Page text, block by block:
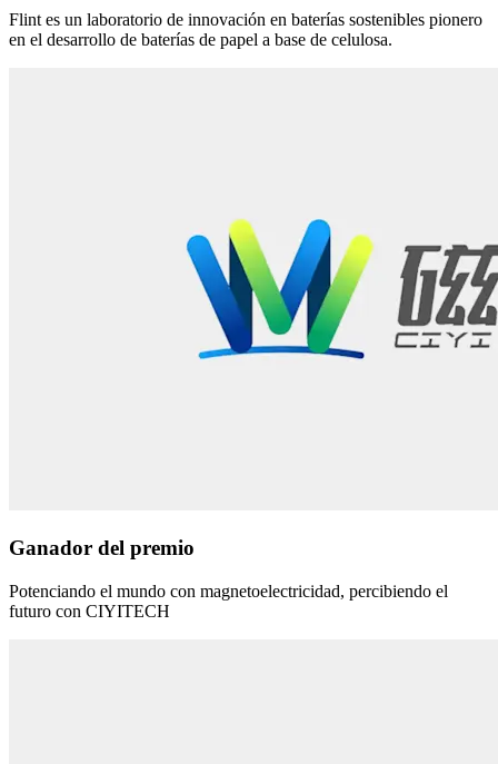
Flint es un laboratorio de innovación en baterías sostenibles pionero
en el desarrollo de baterías de papel a base de celulosa.
Ganador del premio
Potenciando el mundo con magnetoelectricidad, percibiendo el
futuro con CIYITECH